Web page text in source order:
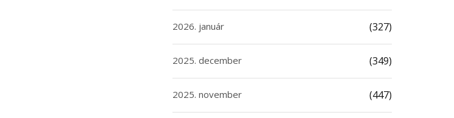
2026. január (327)
2025. december (349)
2025. november (447)